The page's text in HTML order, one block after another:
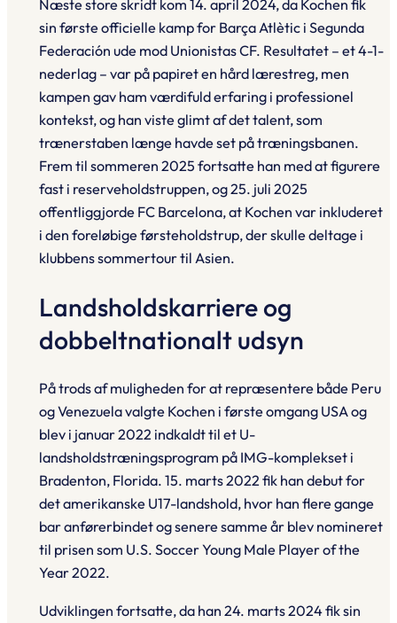
Næste store skridt kom 14. april 2024, da Kochen fik
sin første officielle kamp for Barça Atlètic i Segunda
Federación ude mod Unionistas CF. Resultatet – et 4-1-
nederlag – var på papiret en hård lærestreg, men
kampen gav ham værdifuld erfaring i professionel
kontekst, og han viste glimt af det talent, som
trænerstaben længe havde set på træningsbanen.
Frem til sommeren 2025 fortsatte han med at figurere
fast i reserveholdstruppen, og 25. juli 2025
offentliggjorde FC Barcelona, at Kochen var inkluderet
i den foreløbige førsteholdstrup, der skulle deltage i
klubbens sommertour til Asien.
Landsholdskarriere og
dobbeltnationalt udsyn
På trods af muligheden for at repræsentere både Peru
og Venezuela valgte Kochen i første omgang USA og
blev i januar 2022 indkaldt til et U-
landsholdstræningsprogram på IMG-komplekset i
Bradenton, Florida. 15. marts 2022 fik han debut for
det amerikanske U17-landshold, hvor han flere gange
bar anførerbindet og senere samme år blev nomineret
til prisen som U.S. Soccer Young Male Player of the
Year 2022.
Udviklingen fortsatte, da han 24. marts 2024 fik sin